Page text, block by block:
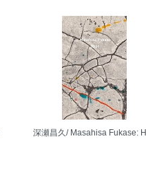
深瀬昌久/ Masahisa Fukase: